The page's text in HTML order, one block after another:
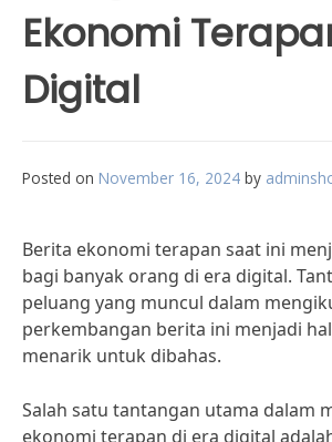
Ekonomi
Digital
Posted on November 16, 2024 by
Berita ekonomi terapan saat ini
bagi banyak orang di era digital.
peluang yang muncul dalam
perkembangan berita ini menjadi
menarik untuk dibahas.
Salah satu tantangan utama dalam
ekonomi terapan di era digital